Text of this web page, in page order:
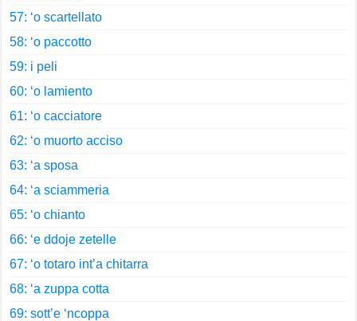
57: ‘o scartellato
58: ‘o paccotto
59: i peli
60: ‘o lamiento
61: ‘o cacciatore
62: ‘o muorto acciso
63: ‘a sposa
64: ‘a sciammeria
65: ‘o chianto
66: ‘e ddoje zetelle
67: ‘o totaro int’a chitarra
68: ‘a zuppa cotta
69: sott’e ‘ncoppa